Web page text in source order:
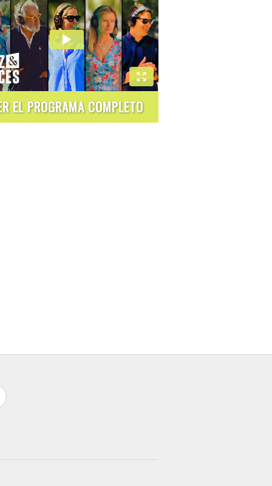
EL PROGRAMA COMPLETO